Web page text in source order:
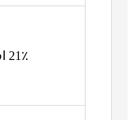
21٪ افزایش